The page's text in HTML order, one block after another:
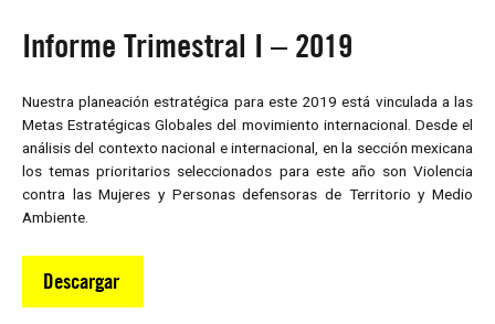
Informe Trimestral I – 2019
Nuestra planeación estratégica para este 2019 está vinculada a las
Metas Estratégicas Globales del movimiento internacional. Desde el
análisis del contexto nacional e internacional, en la sección mexicana
los temas prioritarios seleccionados para este año son Violencia
contra las Mujeres y Personas defensoras de Territorio y Medio
Ambiente.
Descargar